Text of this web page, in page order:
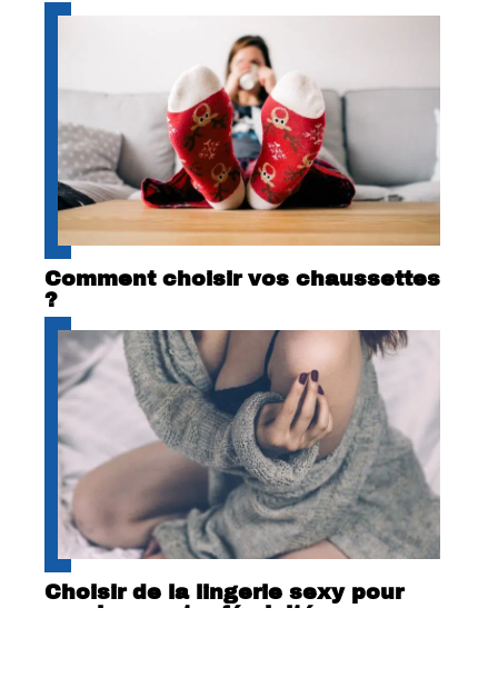
Comment choisir vos chaussettes
?
Choisir de la lingerie sexy pour
exprimer votre féminité